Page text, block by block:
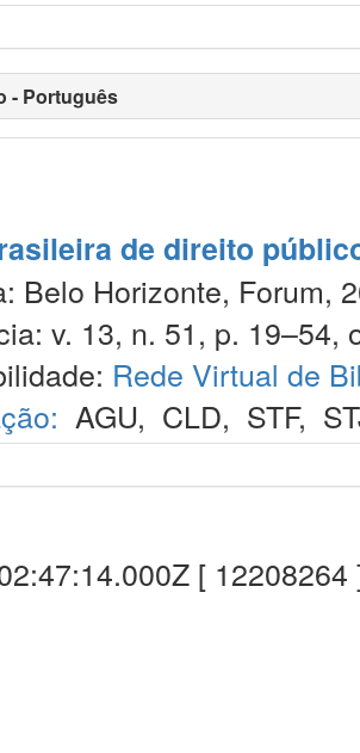
- Português
de direito
Belo Horizonte, Forum,
v. 13, n. 51, p. 19–54,
Rede Virtual de
AGU, CLD, STF,
[ 12208264